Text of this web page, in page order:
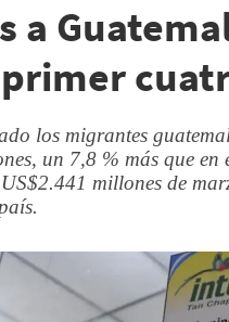
a
los migrantes
un 7,8 % más que en
millones de